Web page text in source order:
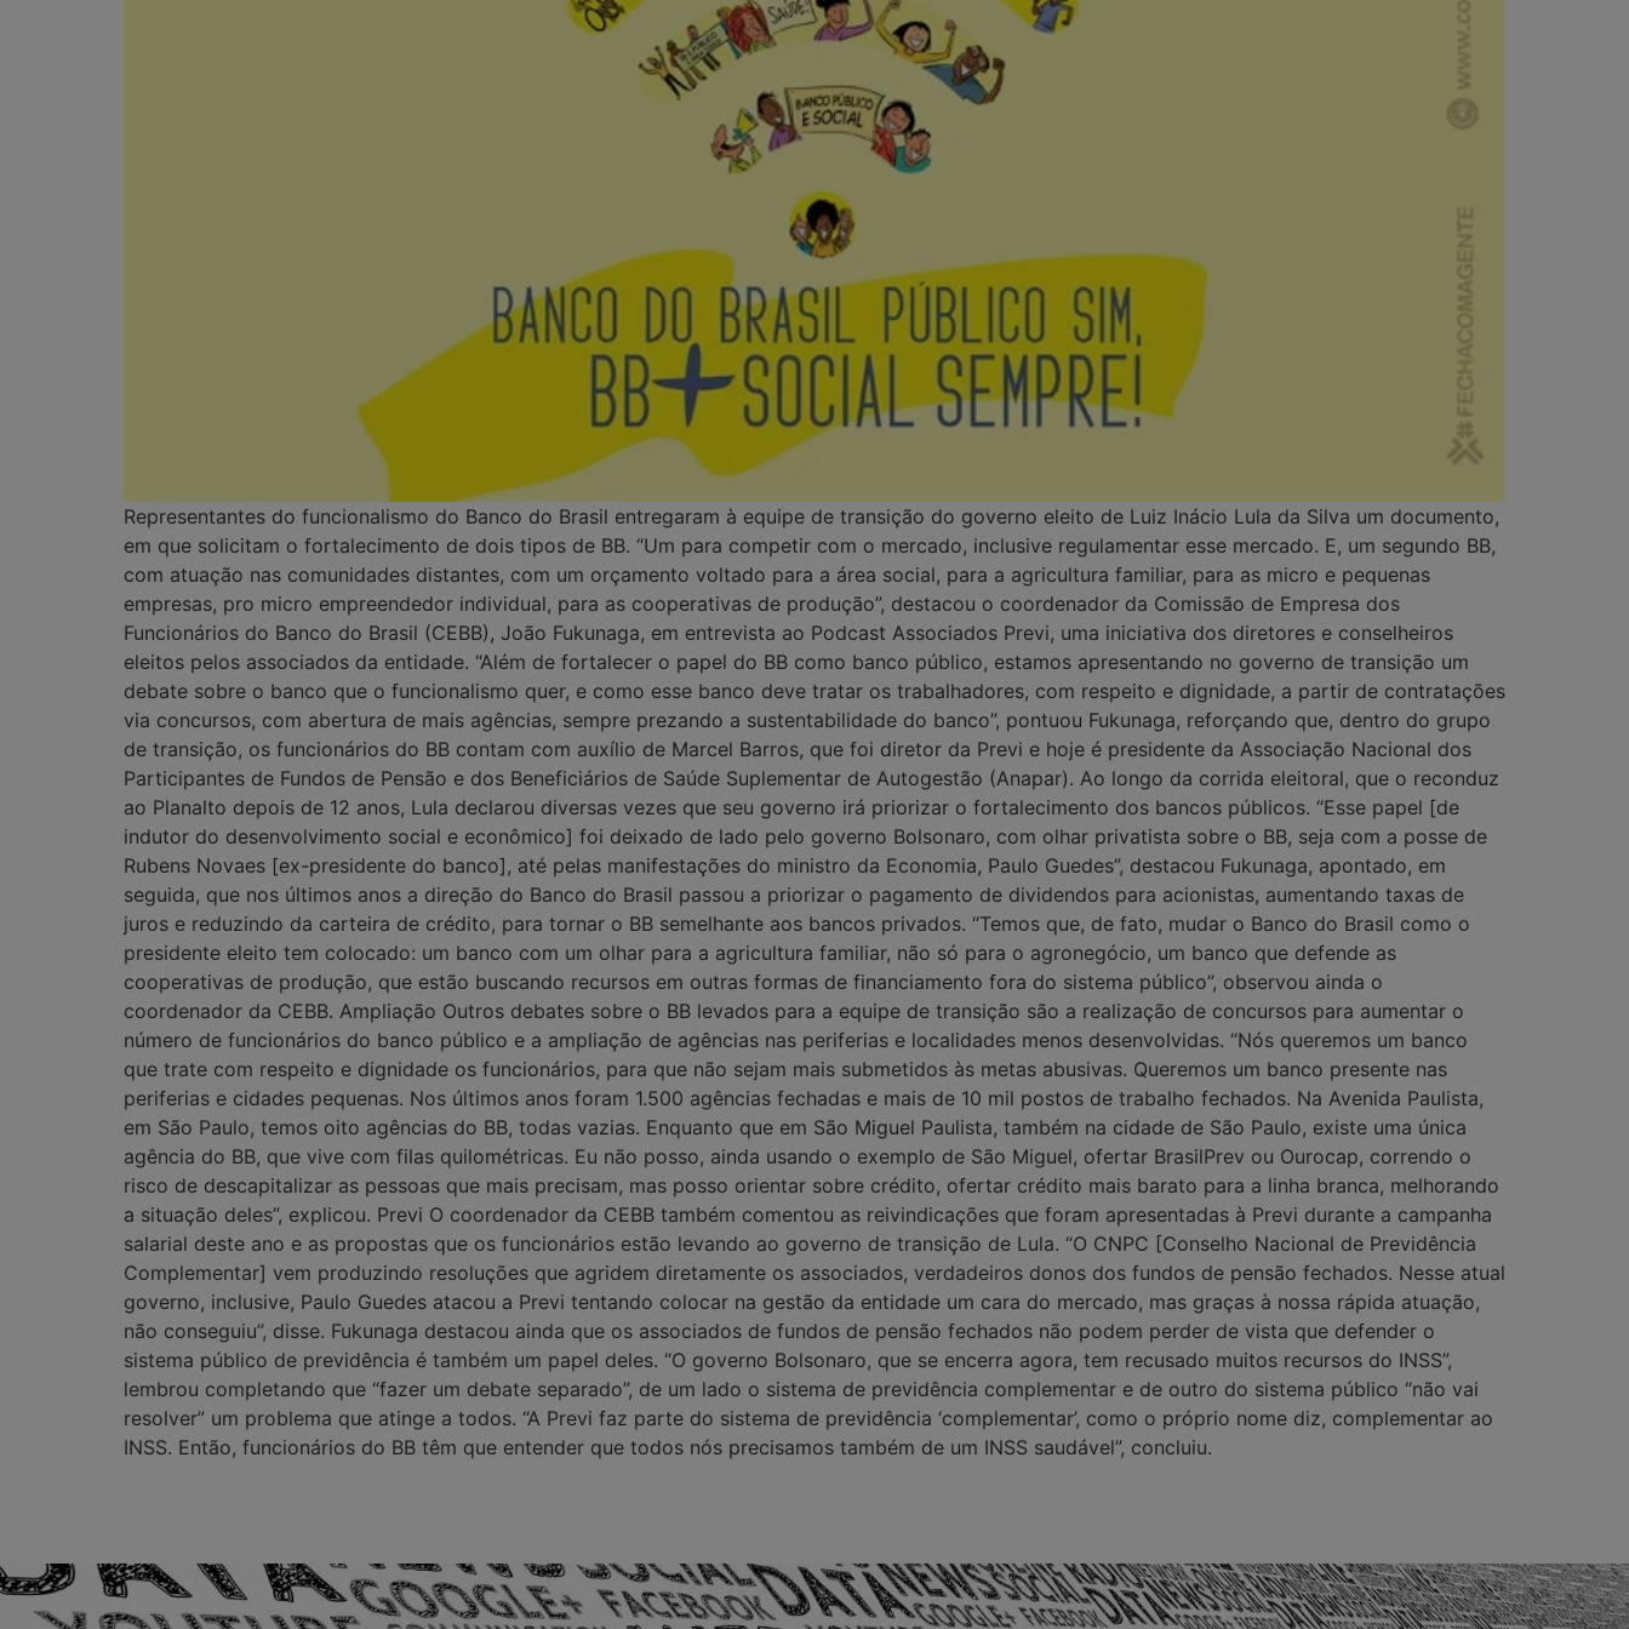
Representantes do funcionalismo do Banco do Brasil entregaram à equipe de transição do governo eleito de Luiz Inácio Lula da Silva um documento,
em que solicitam o fortalecimento de dois tipos de BB. “Um para competir com o mercado, inclusive regulamentar esse mercado. E, um segundo BB,
com atuação nas comunidades distantes, com um orçamento voltado para a área social, para a agricultura familiar, para as micro e pequenas
empresas, pro micro empreendedor individual, para as cooperativas de produção”, destacou o coordenador da Comissão de Empresa dos
Funcionários do Banco do Brasil (CEBB), João Fukunaga, em entrevista ao Podcast Associados Previ, uma iniciativa dos diretores e conselheiros
eleitos pelos associados da entidade. “Além de fortalecer o papel do BB como banco público, estamos apresentando no governo de transição um
debate sobre o banco que o funcionalismo quer, e como esse banco deve tratar os trabalhadores, com respeito e dignidade, a partir de contratações
via concursos, com abertura de mais agências, sempre prezando a sustentabilidade do banco”, pontuou Fukunaga, reforçando que, dentro do grupo
de transição, os funcionários do BB contam com auxílio de Marcel Barros, que foi diretor da Previ e hoje é presidente da Associação Nacional dos
Participantes de Fundos de Pensão e dos Beneficiários de Saúde Suplementar de Autogestão (Anapar). Ao longo da corrida eleitoral, que o reconduz
ao Planalto depois de 12 anos, Lula declarou diversas vezes que seu governo irá priorizar o fortalecimento dos bancos públicos. “Esse papel [de
indutor do desenvolvimento social e econômico] foi deixado de lado pelo governo Bolsonaro, com olhar privatista sobre o BB, seja com a posse de
Rubens Novaes [ex-presidente do banco], até pelas manifestações do ministro da Economia, Paulo Guedes”, destacou Fukunaga, apontado, em
seguida, que nos últimos anos a direção do Banco do Brasil passou a priorizar o pagamento de dividendos para acionistas, aumentando taxas de
juros e reduzindo da carteira de crédito, para tornar o BB semelhante aos bancos privados. “Temos que, de fato, mudar o Banco do Brasil como o
presidente eleito tem colocado: um banco com um olhar para a agricultura familiar, não só para o agronegócio, um banco que defende as
cooperativas de produção, que estão buscando recursos em outras formas de financiamento fora do sistema público”, observou ainda o
coordenador da CEBB. Ampliação Outros debates sobre o BB levados para a equipe de transição são a realização de concursos para aumentar o
número de funcionários do banco público e a ampliação de agências nas periferias e localidades menos desenvolvidas. “Nós queremos um banco
que trate com respeito e dignidade os funcionários, para que não sejam mais submetidos às metas abusivas. Queremos um banco presente nas
periferias e cidades pequenas. Nos últimos anos foram 1.500 agências fechadas e mais de 10 mil postos de trabalho fechados. Na Avenida Paulista,
em São Paulo, temos oito agências do BB, todas vazias. Enquanto que em São Miguel Paulista, também na cidade de São Paulo, existe uma única
agência do BB, que vive com filas quilométricas. Eu não posso, ainda usando o exemplo de São Miguel, ofertar BrasilPrev ou Ourocap, correndo o
risco de descapitalizar as pessoas que mais precisam, mas posso orientar sobre crédito, ofertar crédito mais barato para a linha branca, melhorando
a situação deles”, explicou. Previ O coordenador da CEBB também comentou as reivindicações que foram apresentadas à Previ durante a campanha
salarial deste ano e as propostas que os funcionários estão levando ao governo de transição de Lula. “O CNPC [Conselho Nacional de Previdência
Complementar] vem produzindo resoluções que agridem diretamente os associados, verdadeiros donos dos fundos de pensão fechados. Nesse atual
governo, inclusive, Paulo Guedes atacou a Previ tentando colocar na gestão da entidade um cara do mercado, mas graças à nossa rápida atuação,
não conseguiu”, disse. Fukunaga destacou ainda que os associados de fundos de pensão fechados não podem perder de vista que defender o
sistema público de previdência é também um papel deles. “O governo Bolsonaro, que se encerra agora, tem recusado muitos recursos do INSS”,
lembrou completando que “fazer um debate separado”, de um lado o sistema de previdência complementar e de outro do sistema público “não vai
resolver” um problema que atinge a todos. “A Previ faz parte do sistema de previdência ‘complementar’, como o próprio nome diz, complementar ao
INSS. Então, funcionários do BB têm que entender que todos nós precisamos também de um INSS saudável”, concluiu.